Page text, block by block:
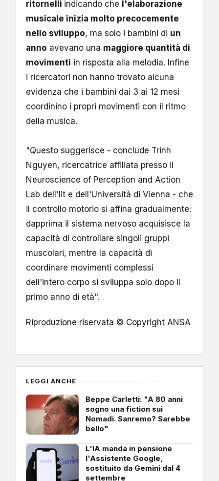
ritornelli indicando che
l'elaborazione
musicale inizia molto precocemente
nello sviluppo, ma solo i bambini di un
anno avevano una maggiore quantità di
movimenti in risposta alla melodia. Infine
i ricercatori non hanno trovato alcuna
evidenza che i bambini dai 3 ai 12 mesi
coordinino i propri movimenti con il ritmo
della musica.
"Questo suggerisce - conclude Trinh
Nguyen, ricercatrice affiliata presso il
Neuroscience of Perception and Action
Lab dell'Iit e dell'Università di Vienna - che
il controllo motorio si affina gradualmente:
dapprima il sistema nervoso acquisisce la
capacità di controllare singoli gruppi
muscolari, mentre la capacità di
coordinare movimenti complessi
dell'intero corpo si sviluppa solo dopo il
primo anno di età".
Riproduzione riservata © Copyright ANSA
LEGGI ANCHE
Beppe Carletti: "A 80 anni
sogno una fiction sui
Nomadi. Sanremo? Sarebbe
bello"
L'IA manda in pensione
l'Assistente Google,
sostituito da Gemini dal 4
settembre